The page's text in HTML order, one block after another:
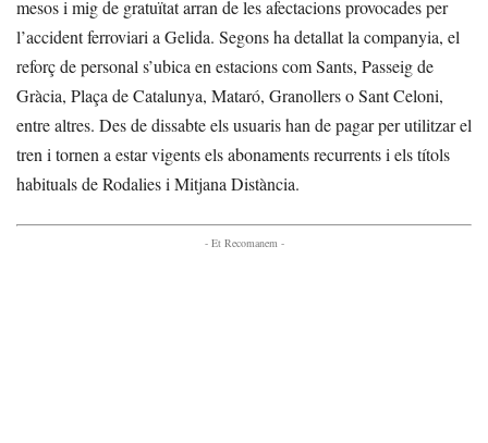
mesos i mig de gratuïtat arran de les afectacions provocades per
l’accident ferroviari a Gelida. Segons ha detallat la companyia, el
reforç de personal s’ubica en estacions com Sants, Passeig de
Gràcia, Plaça de Catalunya, Mataró, Granollers o Sant Celoni,
entre altres. Des de dissabte els usuaris han de pagar per utilitzar el
tren i tornen a estar vigents els abonaments recurrents i els títols
habituals de Rodalies i Mitjana Distància.
- Et Recomanem -